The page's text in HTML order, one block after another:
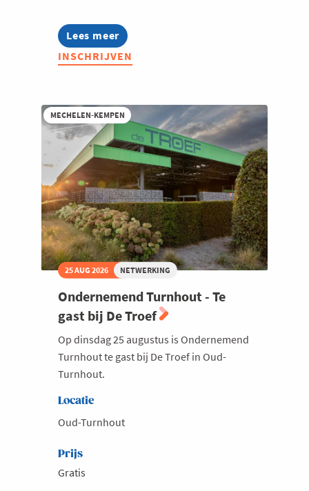
Lees meer
about
Jong
Voka
on
water
II
INSCHRIJVEN
MECHELEN-KEMPEN
25 AUG 2026 NETWERKING
Ondernemend Turnhout - Te
gast bij De Troef
Op dinsdag 25 augustus is Ondernemend
Turnhout te gast bij De Troef in Oud-
Turnhout.
Locatie
Oud-Turnhout
Prijs
Gratis